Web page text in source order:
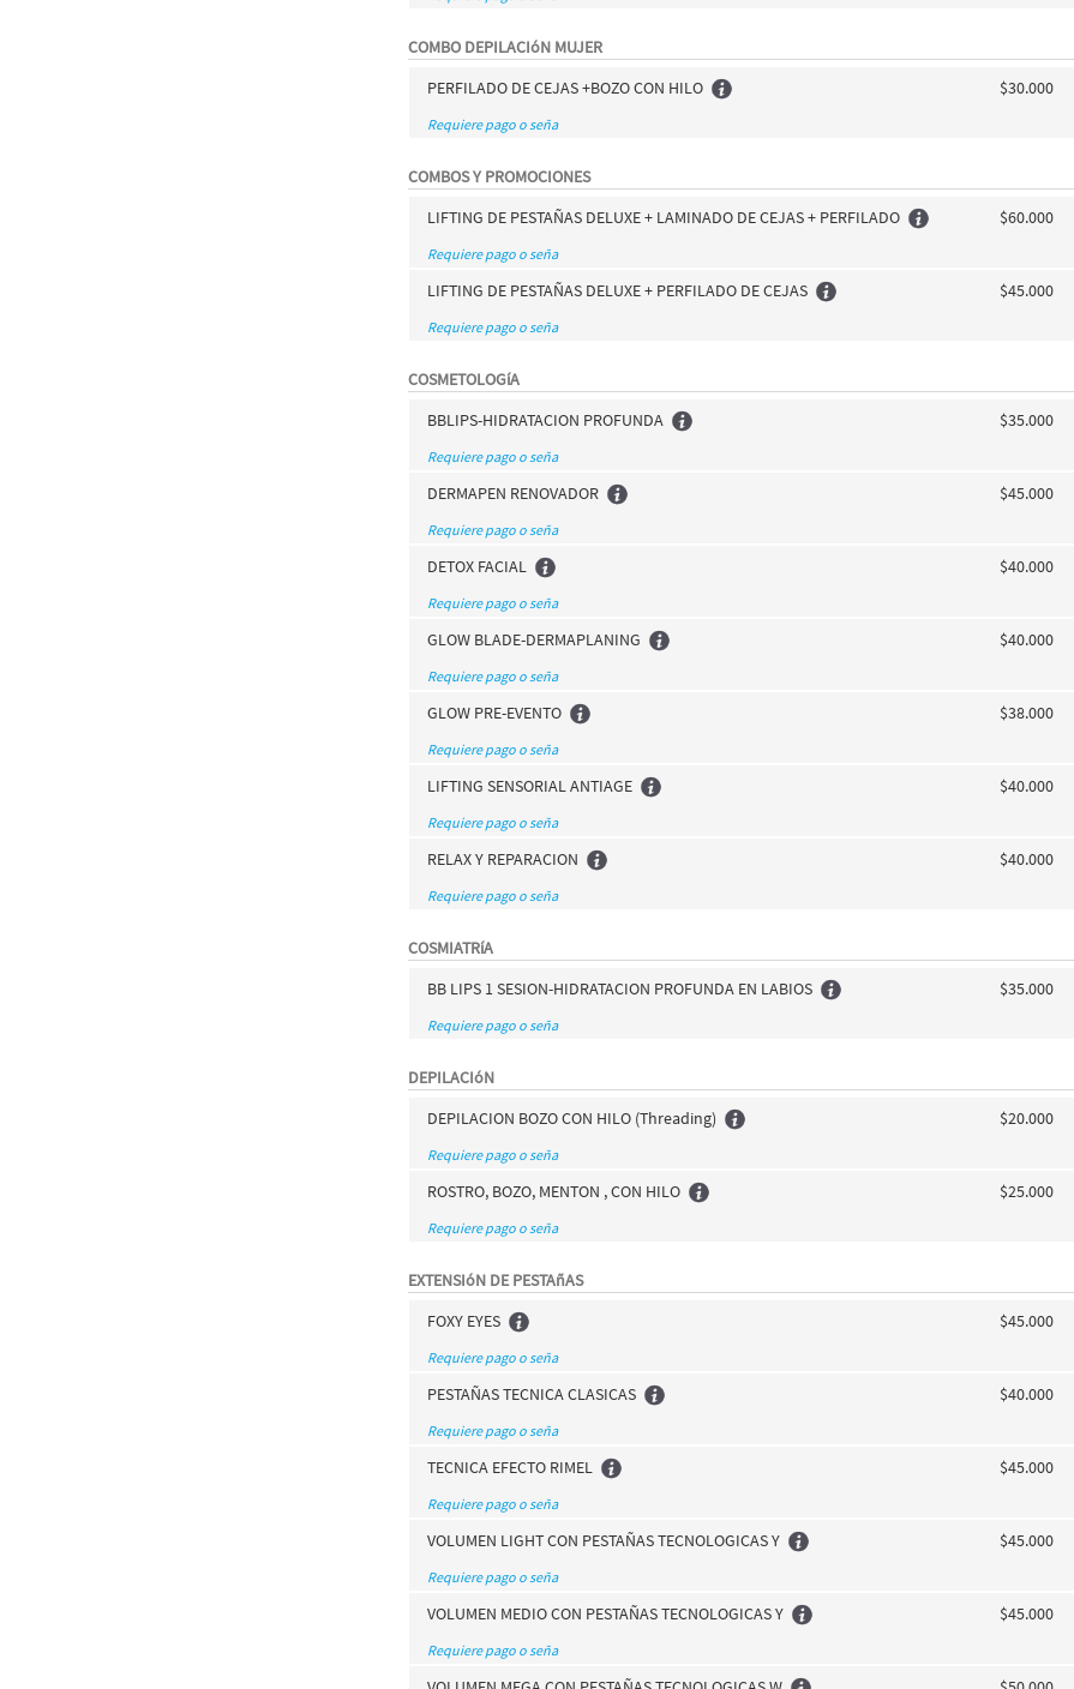
COMBO DEPILACIóN MUJER
PERFILADO DE CEJAS +BOZO CON HILO
$30.000
Requiere pago o seña
COMBOS Y PROMOCIONES
LIFTING DE PESTAÑAS DELUXE + LAMINADO DE CEJAS + PERFILADO
$60.000
Requiere pago o seña
LIFTING DE PESTAÑAS DELUXE + PERFILADO DE CEJAS $45.000
Requiere pago o seña
COSMETOLOGíA
BBLIPS-HIDRATACION PROFUNDA
$35.000
Requiere pago o seña
DERMAPEN RENOVADOR $45.000
Requiere pago o seña
DETOX FACIAL $40.000
Requiere pago o seña
GLOW BLADE-DERMAPLANING $40.000
Requiere pago o seña
GLOW PRE-EVENTO $38.000
Requiere pago o seña
LIFTING SENSORIAL ANTIAGE $40.000
Requiere pago o seña
RELAX Y REPARACION $40.000
Requiere pago o seña
COSMIATRíA
BB LIPS 1 SESION-HIDRATACION PROFUNDA EN LABIOS
$35.000
Requiere pago o seña
DEPILACIóN
DEPILACION BOZO CON HILO (Threading)
$20.000
Requiere pago o seña
ROSTRO, BOZO, MENTON , CON HILO $25.000
Requiere pago o seña
EXTENSIóN DE PESTAñAS
FOXY EYES
$45.000
Requiere pago o seña
PESTAÑAS TECNICA CLASICAS $40.000
Requiere pago o seña
TECNICA EFECTO RIMEL $45.000
Requiere pago o seña
VOLUMEN LIGHT CON PESTAÑAS TECNOLOGICAS Y $45.000
Requiere pago o seña
VOLUMEN MEDIO CON PESTAÑAS TECNOLOGICAS Y $45.000
Requiere pago o seña